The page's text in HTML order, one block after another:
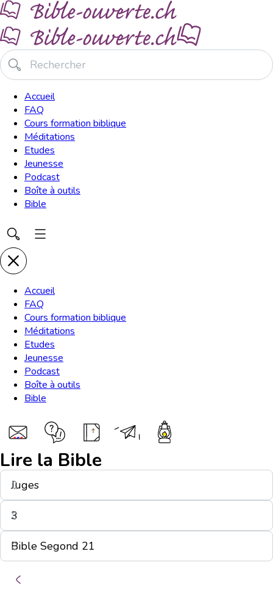
Accueil
FAQ
Cours formation biblique
Méditations
Etudes
Jeunesse
Podcast
Boîte à outils
Bible
Accueil
FAQ
Cours formation biblique
Méditations
Etudes
Jeunesse
Podcast
Boîte à outils
Bible
Lire la Bible